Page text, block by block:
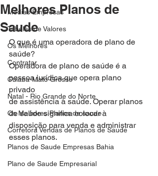
Medias Empresas
Tabelas de Valores
Os Melhores
Contratar
Cuiaba-Mato Grosso
Natal - Rio Grande do Norte
Os Melhores Planos de saude
Corretora Vendas de Planos de Saude
Planos de Saude Empresas Bahia
Plano de Saude Empresarial
Melhores Planos de
Saude
O que é uma operadora de plano de
saúde?
Operadora de plano de saúde é a
pessoa jurídica que opera plano
privado
de assistência à saúde. Operar planos
de saúde significa colocar à
disposição para venda e administrar
esses planos.